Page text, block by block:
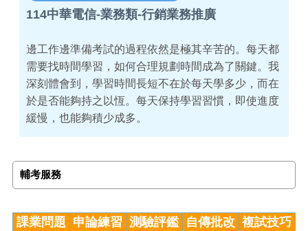
114中華電信-業務類-行銷業務推廣
邊工作邊準備考試的過程依然是極其辛苦的。每天都
需要找時間學習，如何合理規劃時間成為了關鍵。我
深刻體會到，學習時間長短不在於每天學多少，而在
於是否能夠持之以恆。每天保持學習習慣，即使進度
緩慢，也能夠積少成多。
輔考服務
課業問題 申論練習 測驗評鑑 自傳批改 複試技巧